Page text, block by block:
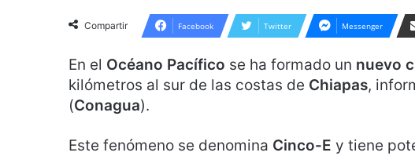
Compartir Facebook Twitter Messenger
En el Océano Pacífico se ha formado un nuevo
kilómetros al sur de las costas de Chiapas,
(Conagua).
Este fenómeno se denomina Cinco-E y tiene